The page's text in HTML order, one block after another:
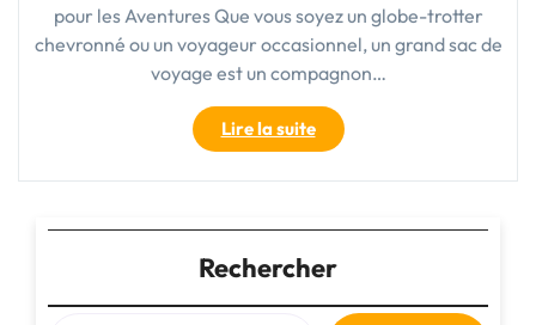
pour les Aventures Que vous soyez un globe-trotter
chevronné ou un voyageur occasionnel, un grand sac de
voyage est un compagnon…
Lire la suite"Explorez
le
Monde
Toute
Liberté
avec
Nos
Rechercher